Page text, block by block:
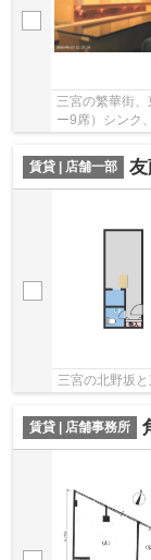
三宮の繁華街
ー9席）シンク
賃貸 | 店舗一部 友
三宮の北野坂
賃貸 | 店舗事務所